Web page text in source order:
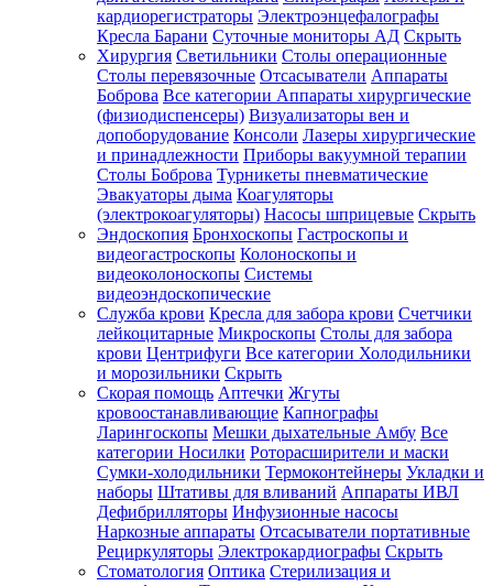
кардиорегистраторы Электроэнцефалографы
Кресла Барани Суточные мониторы АД Скрыть
Хирургия Светильники Столы операционные
Столы перевязочные Отсасыватели Аппараты
Боброва Все категории Аппараты хирургические
(физиодиспенсеры) Визуализаторы вен и
допоборудование Консоли Лазеры хирургические
и принадлежности Приборы вакуумной терапии
Столы Боброва Турникеты пневматические
Эвакуаторы дыма Коагуляторы
(электрокоагуляторы) Насосы шприцевые Скрыть
Эндоскопия Бронхоскопы Гастроскопы и
видеогастроскопы Колоноскопы и
видеоколоноскопы Системы
видеоэндоскопические
Служба крови Кресла для забора крови Счетчики
лейкоцитарные Микроскопы Столы для забора
крови Центрифуги Все категории Холодильники
и морозильники Скрыть
Скорая помощь Аптечки Жгуты
кровоостанавливающие Капнографы
Ларингоскопы Мешки дыхательные Амбу Все
категории Носилки Роторасширители и маски
Сумки-холодильники Термоконтейнеры Укладки и
наборы Штативы для вливаний Аппараты ИВЛ
Дефибрилляторы Инфузионные насосы
Наркозные аппараты Отсасыватели портативные
Рециркуляторы Электрокардиографы Скрыть
Стоматология Оптика Стерилизация и